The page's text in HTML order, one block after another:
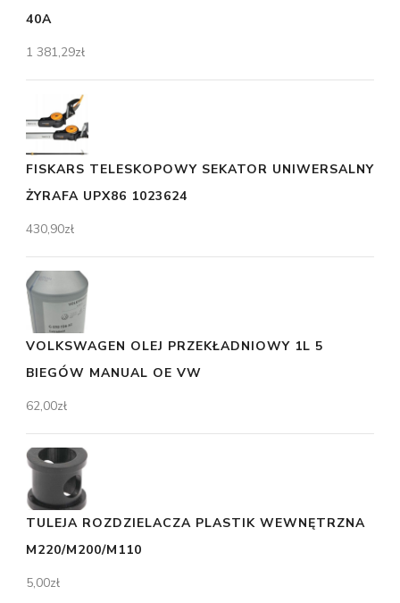
40A
1 381,29zł
FISKARS TELESKOPOWY SEKATOR UNIWERSALNY
ŻYRAFA UPX86 1023624
430,90zł
VOLKSWAGEN OLEJ PRZEKŁADNIOWY 1L 5
BIEGÓW MANUAL OE VW
62,00zł
TULEJA ROZDZIELACZA PLASTIK WEWNĘTRZNA
M220/M200/M110
5,00zł